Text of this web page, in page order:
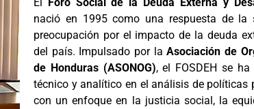
nació en 1995 como una respuesta de la
preocupación por el impacto de la deuda
del país. Impulsado por laAsociación de
de Honduras (ASONOG), el FOSDEH se
técnico y analítico en el análisis de políticas
con un enfoque en la justicia social, la